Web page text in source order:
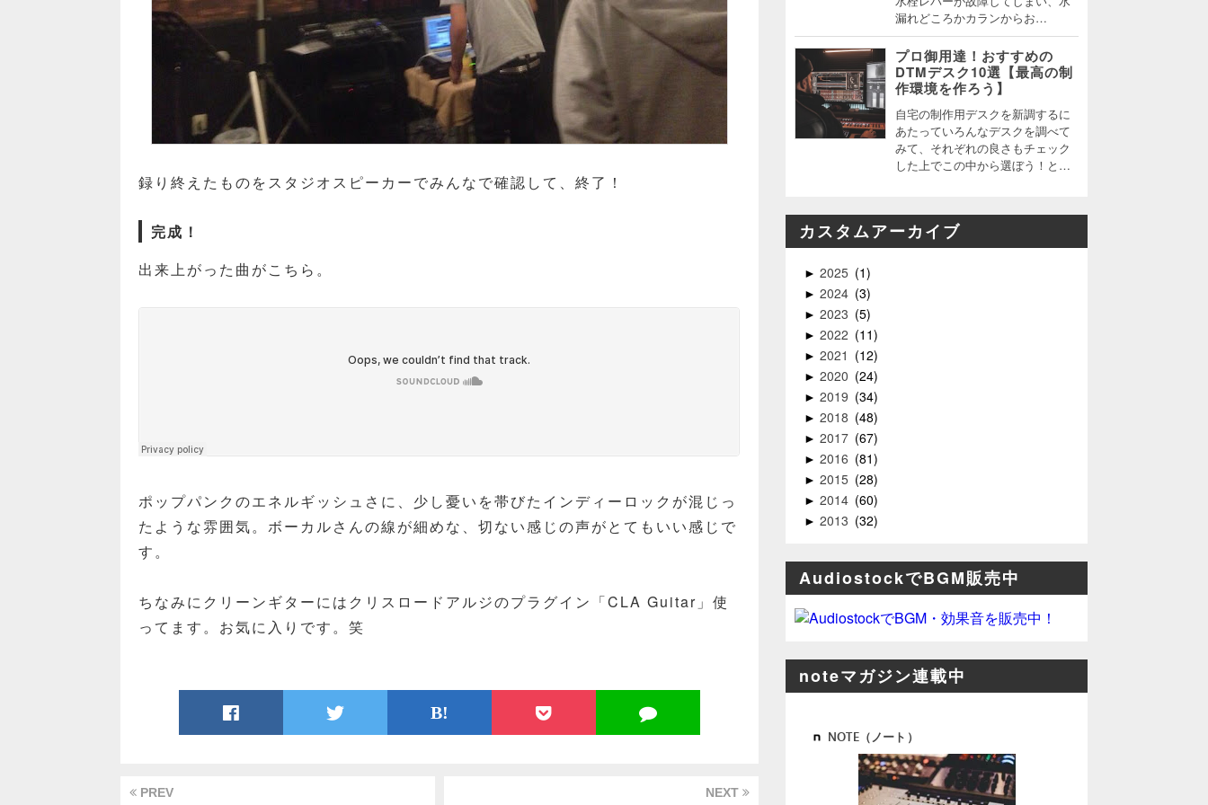
録り終えたものをスタジオスピーカーでみんなで確認して、終了！
完成！
出来上がった曲がこちら。
ポップパンクのエネルギッシュさに、少し憂いを帯びたインディーロックが混じっ
たような雰囲気。ボーカルさんの線が細めな、切ない感じの声がとてもいい感じで
す。
ちなみにクリーンギターにはクリスロードアルジのプラグイン「CLA Guitar」使
ってます。お気に入りです。笑
B!
PREV NEXT
漏れどころかカランからお…
プロ御用達！おすすめの
DTMデスク10選【最高の制
作環境を作ろう】
自宅の制作用デスクを新調するに
あたっていろんなデスクを調べて
みて、それぞれの良さもチェック
した上でこの中から選ぼう！と…
カスタムアーカイブ
► 2025 1
► 2024 3
► 2023 5
► 2022 11
► 2021 12
► 2020 24
► 2019 34
► 2018 48
► 2017 67
► 2016 81
► 2015 28
► 2014 60
► 2013 32
AudiostockでBGM販売中
noteマガジン連載中